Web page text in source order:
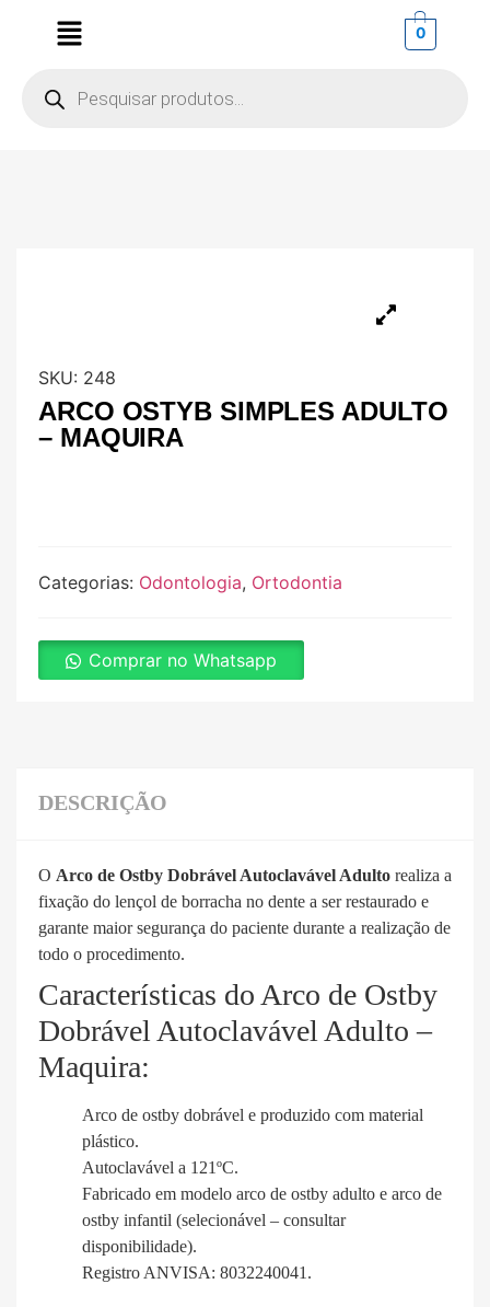
0
SKU: 248
ARCO OSTYB SIMPLES ADULTO
– MAQUIRA
Categorias: Odontologia, Ortodontia
Comprar no Whatsapp
DESCRIÇÃO
O Arco de Ostby Dobrável Autoclavável Adulto realiza a
fixação do lençol de borracha no dente a ser restaurado e
garante maior segurança do paciente durante a realização de
todo o procedimento.
Características do Arco de Ostby
Dobrável Autoclavável Adulto –
Maquira:
Arco de ostby dobrável e produzido com material
plástico.
Autoclavável a 121ºC.
Fabricado em modelo arco de ostby adulto e arco de
ostby infantil (selecionável – consultar
disponibilidade).
Registro ANVISA: 8032240041.